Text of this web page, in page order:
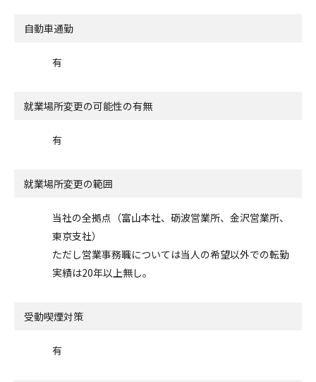
自動車通勤
有
就業場所変更の可能性の有無
有
就業場所変更の範囲
当社の全拠点（富山本社、砺波営業所、金沢営業所、
東京支社）
ただし営業事務職については当人の希望以外での転勤
実績は20年以上無し。
受動喫煙対策
有